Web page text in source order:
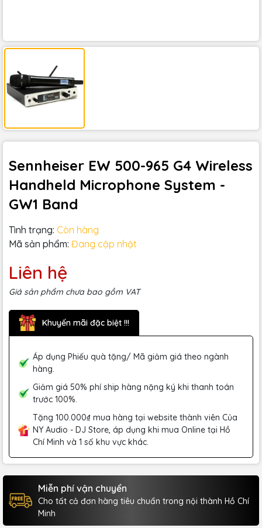
Sennheiser EW 500-965 G4 Wireless
Handheld Microphone System -
GW1 Band
Tình trạng: Còn hàng
Mã sản phẩm: Đang cập nhật
Liên hệ
Giá sản phẩm chưa bao gồm VAT
Khuyến mãi đặc biệt !!!
Áp dụng Phiếu quà tặng/ Mã giảm giá theo ngành
hàng.
Giảm giá 50% phí ship hàng nặng ký khi thanh toán
trước 100%.
Tặng 100.000₫ mua hàng tại website thành viên Của
NY Audio - DJ Store, áp dụng khi mua Online tại Hồ
Chí Minh và 1 số khu vực khác.
Miễn phí vận chuyển
Cho tất cả đơn hàng tiêu chuẩn trong nội thành Hồ Chí
Minh